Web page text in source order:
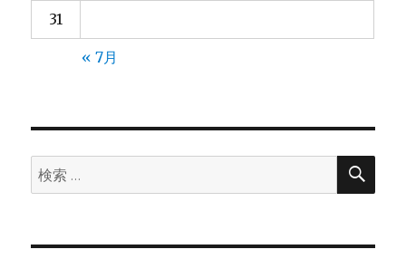
31
« 7月
検
索:
検